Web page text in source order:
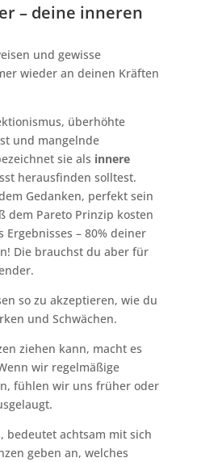
– deine inneren
und gewisse
wieder an deinen Kräften
überhöhte
und mangelnde
sie als innere
herausfinden solltest.
Gedanken, perfekt sein
dem Pareto Prinzip kosten
– 80% deiner
Die brauchst du aber für
so zu akzeptieren, wie du
und Schwächen.
ziehen kann, macht es
wir regelmäßige
fühlen wir uns früher oder
bedeutet achtsam mit sich
geben an, welches